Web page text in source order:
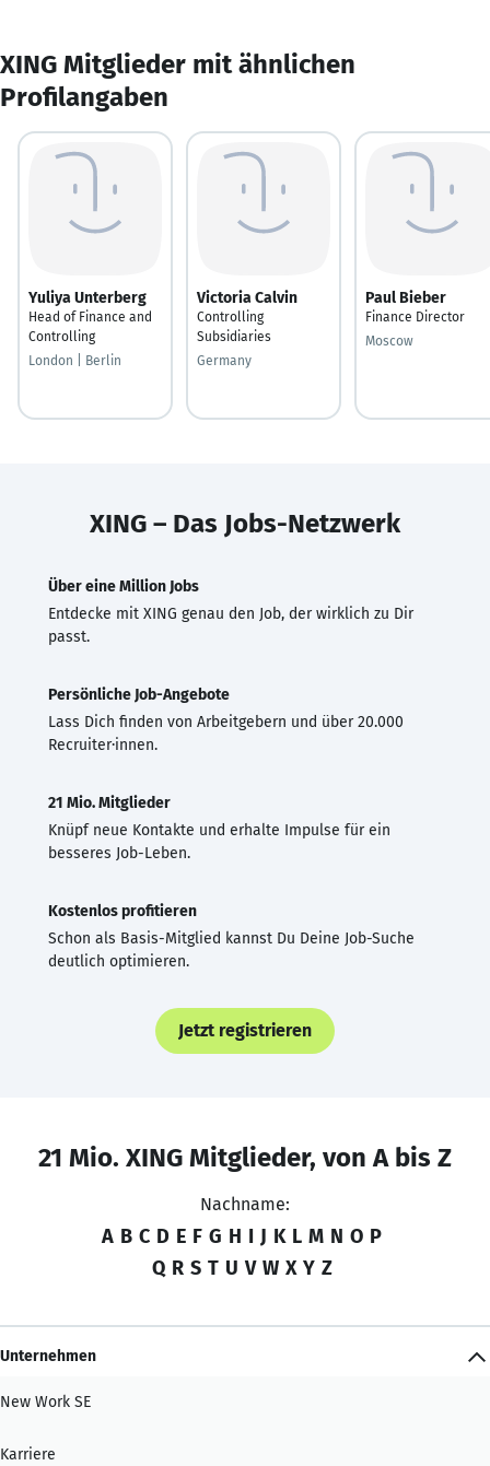
XING Mitglieder mit ähnlichen
Profilangaben
Yuliya Unterberg
Head of Finance and
Controlling
London | Berlin
Victoria Calvin
Controlling
Subsidiaries
Germany
Paul Bieber
Finance Director
Moscow
XING – Das Jobs-Netzwerk
Über eine Million Jobs
Entdecke mit XING genau den Job, der wirklich zu Dir
passt.
Persönliche Job-Angebote
Lass Dich finden von Arbeitgebern und über 20.000
Recruiter·innen.
21 Mio. Mitglieder
Knüpf neue Kontakte und erhalte Impulse für ein
besseres Job-Leben.
Kostenlos profitieren
Schon als Basis-Mitglied kannst Du Deine Job-Suche
deutlich optimieren.
Jetzt registrieren
21 Mio. XING Mitglieder, von A bis Z
Nachname:
A B C D E F G H I J K L M N O P
Q R S T U V W X Y Z
Unternehmen
New Work SE
Karriere